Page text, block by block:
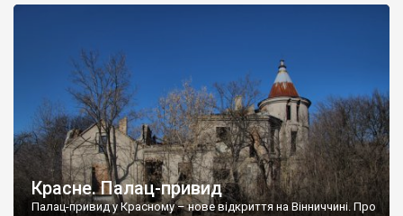
Красне. Палац-привид
Палац-привид у Красному – нове відкриття на Вінниччині. Про